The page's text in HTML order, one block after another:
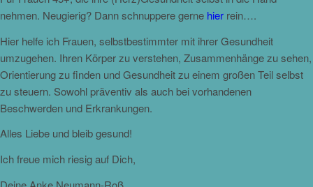
nehmen. Neugierig? Dann schnuppere gerne hier rein….
Hier helfe ich Frauen, selbstbestimmter mit ihrer Gesundheit
umzugehen. Ihren Körper zu verstehen, Zusammenhänge zu sehen,
Orientierung zu finden und Gesundheit zu einem großen Teil selbst
zu steuern. Sowohl präventiv als auch bei vorhandenen
Beschwerden und Erkrankungen.
Alles Liebe und bleib gesund!
Ich freue mich riesig auf Dich,